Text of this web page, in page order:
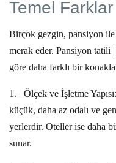
Temel Farklar
Birçok gezgin, pansiyon
merak eder. Pansiyon tatili
göre daha farklı bir
1. Ölçek ve İşletme Yapısı:
küçük, daha az odalı ve
yerlerdir. Oteller ise daha
sunar.